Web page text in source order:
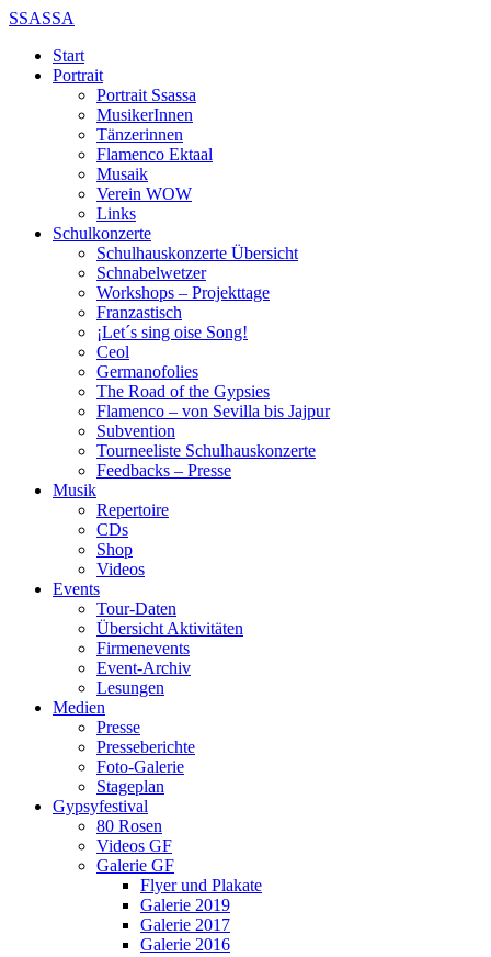
SSASSA
Start
Portrait
Portrait Ssassa
MusikerInnen
Tänzerinnen
Flamenco Ektaal
Musaik
Verein WOW
Links
Schulkonzerte
Schulhauskonzerte Übersicht
Schnabelwetzer
Workshops – Projekttage
Franzastisch
¡Let´s sing oise Song!
Ceol
Germanofolies
The Road of the Gypsies
Flamenco – von Sevilla bis Jajpur
Subvention
Tourneeliste Schulhauskonzerte
Feedbacks – Presse
Musik
Repertoire
CDs
Shop
Videos
Events
Tour-Daten
Übersicht Aktivitäten
Firmenevents
Event-Archiv
Lesungen
Medien
Presse
Presseberichte
Foto-Galerie
Stageplan
Gypsyfestival
80 Rosen
Videos GF
Galerie GF
Flyer und Plakate
Galerie 2019
Galerie 2017
Galerie 2016